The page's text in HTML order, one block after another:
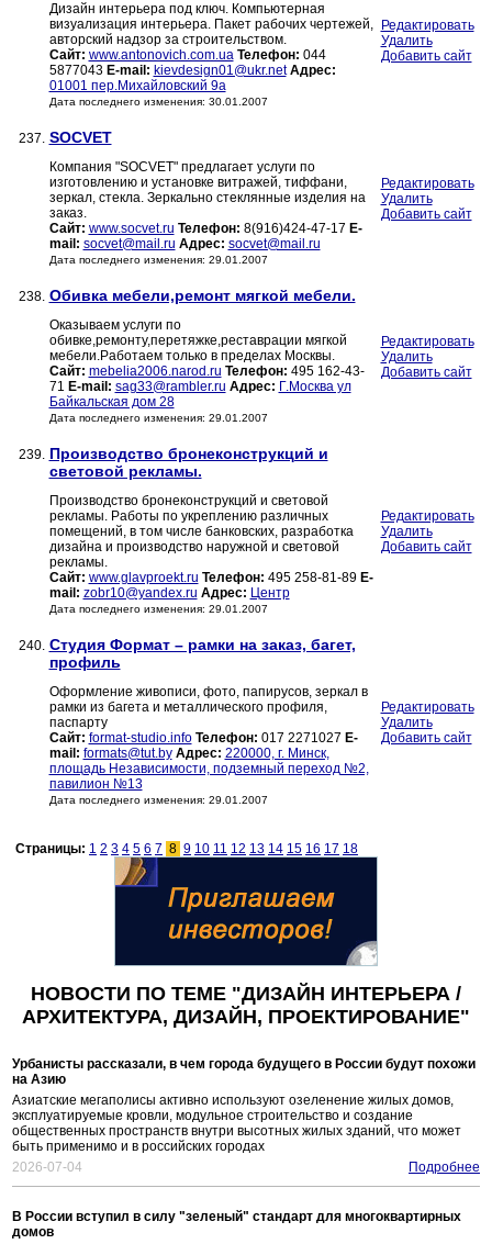
Дизайн интерьера под ключ. Компьютерная
визуализация интерьера. Пакет рабочих чертежей,
авторский надзор за строительством.
Сайт: www.antonovich.com.ua Телефон: 044
5877043 E-mail: kievdesign01@ukr.net Адрес:
01001 пер.Михайловский 9а
Дата последнего изменения: 30.01.2007
Редактировать
Удалить
Добавить сайт
237. SOCVET
Компания "SOCVET" предлагает услуги по
изготовлению и установке витражей, тиффани,
зеркал, стекла. Зеркально стеклянные изделия на
заказ.
Сайт: www.socvet.ru Телефон: 8(916)424-47-17 E-
mail: socvet@mail.ru Адрес: socvet@mail.ru
Дата последнего изменения: 29.01.2007
Редактировать
Удалить
Добавить сайт
238. Обивка мебели,ремонт мягкой мебели.
Оказываем услуги по
обивке,ремонту,перетяжке,реставрации мягкой
мебели.Работаем только в пределах Москвы.
Сайт: mebelia2006.narod.ru Телефон: 495 162-43-
71 E-mail: sag33@rambler.ru Адрес: Г.Москва ул
Байкальская дом 28
Дата последнего изменения: 29.01.2007
Редактировать
Удалить
Добавить сайт
239. Производство бронеконструкций и
световой рекламы.
Производство бронеконструкций и световой
рекламы. Работы по укреплению различных
помещений, в том числе банковских, разработка
дизайна и производство наружной и световой
рекламы.
Сайт: www.glavproekt.ru Телефон: 495 258-81-89 E-
mail: zobr10@yandex.ru Адрес: Центр
Дата последнего изменения: 29.01.2007
Редактировать
Удалить
Добавить сайт
240. Студия Формат – рамки на заказ, багет,
профиль
Оформление живописи, фото, папирусов, зеркал в
рамки из багета и металлического профиля,
паспарту
Сайт: format-studio.info Телефон: 017 2271027 E-
mail: formats@tut.by Адрес: 220000, г. Минск,
площадь Независимости, подземный переход №2,
павилион №13
Дата последнего изменения: 29.01.2007
Редактировать
Удалить
Добавить сайт
Страницы: 1 2 3 4 5 6 7 8 9 10 11 12 13 14 15 16 17 18
НОВОСТИ ПО ТЕМЕ "ДИЗАЙН ИНТЕРЬЕРА /
АРХИТЕКТУРА, ДИЗАЙН, ПРОЕКТИРОВАНИЕ"
Урбанисты рассказали, в чем города будущего в России будут похожи
на Азию
Азиатские мегаполисы активно используют озеленение жилых домов,
эксплуатируемые кровли, модульное строительство и создание
общественных пространств внутри высотных жилых зданий, что может
быть применимо и в российских городах
2026-07-04
Подробнее
В России вступил в силу "зеленый" стандарт для многоквартирных
домов